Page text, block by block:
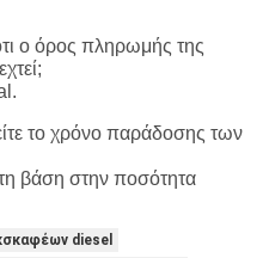
ο όρος πληρωμής της
το χρόνο παράδοσης των
βάση στην ποσότητα
diesel